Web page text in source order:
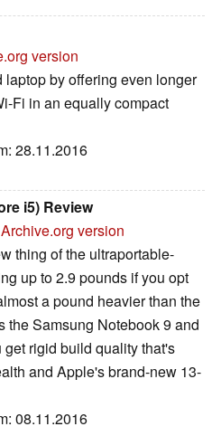
version
by offering even longer
Fi in an equally compact
28.11.2016
i5) Review
Archive.org version
thing of the ultraportable-
up to 2.9 pounds if you opt
a pound heavier than the
the Samsung Notebook 9 and
rigid build quality that's
and Apple's brand-new 13-
08.11.2016